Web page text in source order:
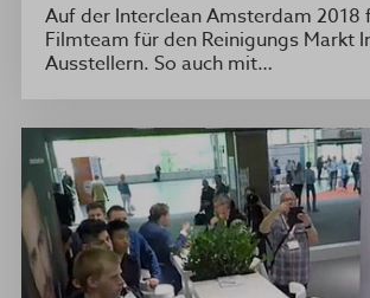
Auf der Interclean Amsterdam 2018
Filmteam für den Reinigungs Markt
Ausstellern. So auch mit…